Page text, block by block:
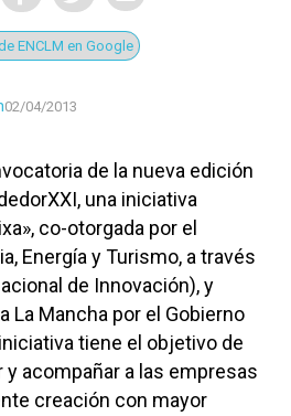
ENCLM en Google
02/04/2013
de la nueva edición
una iniciativa
co-otorgada por el
Energía y Turismo, a través
de Innovación), y
La Mancha por el Gobierno
tiene el objetivo de
acompañar a las empresas
creación con mayor